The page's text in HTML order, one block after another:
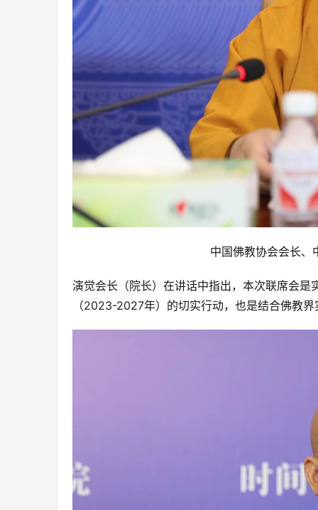
中国佛教协会会长、
演觉会长（院长）在讲话中指出，本次联席会
（2023-2027年）的切实行动，也是结合佛教